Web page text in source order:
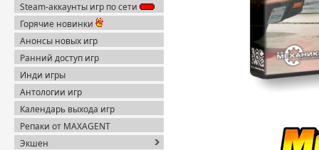
Steam-аккаунты игр по сети
Горячие новинки
Анонсы новых игр
Ранний доступ игр
Инди игры
Антологии игр
Календарь выхода игр
Репаки от MAXAGENT
Экшен